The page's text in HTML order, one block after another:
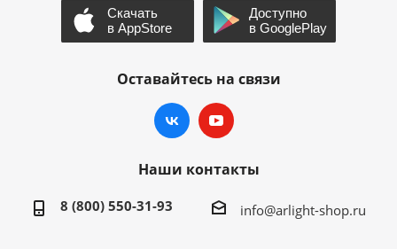
Оставайтесь на связи
Наши контакты
8 (800) 550-31-93 info@arlight-shop.ru